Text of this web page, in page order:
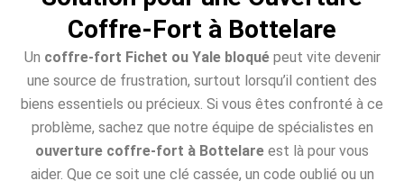
Coffre-Fort à Bottelare
Un coffre-fort Fichet ou Yale bloquépeut vite devenir
une source de frustration, surtout lorsqu’il contient des
biens essentiels ou précieux. Si vous êtes confronté à ce
problème, sachez que notre équipe de spécialistes en
ouverture coffre-fort à Bottelare est là pour vous
aider. Que ce soit une clé cassée, un code oublié ou un